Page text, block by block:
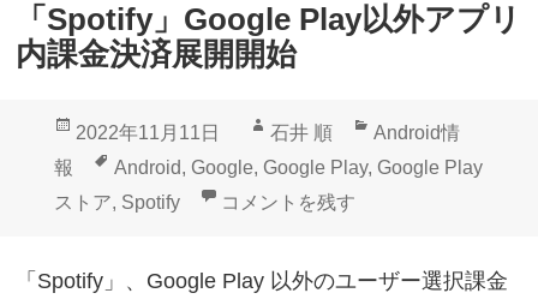
「Spotify」Google Play以外アプリ
内課金決済展開開始
投
日:
2022年11月11日
作
成
者
石井 順
カ
テ
Android情
報
タ
グ
Android, Google, Google Play, Google Play
ストア, Spotify 「Spotify」Google Play以外アプリ
コメントを残す
「Spotify」、Google Play 以外のユーザー選択課金